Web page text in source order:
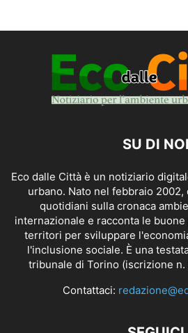
SU DI NOI
Eco dalle Città è un notiziario
urbano. Nato nel febbraio
quotidiani sulla cronaca
internazionale e racconta le
territori per sviluppare
l'inclusione sociale. È una
tribunale di Torino (iscrizione n.
Contattaci: